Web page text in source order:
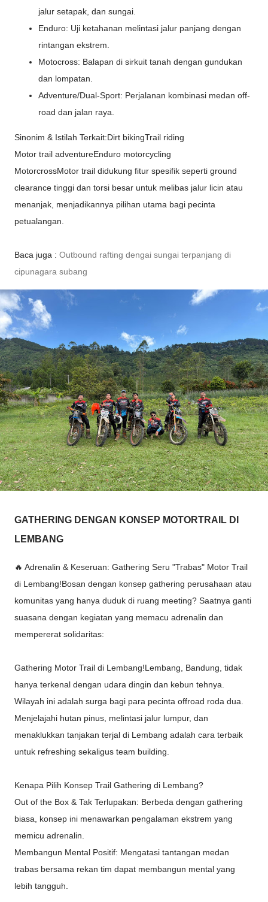
jalur setapak, dan sungai.
Enduro: Uji ketahanan melintasi jalur panjang dengan
rintangan ekstrem.
Motocross: Balapan di sirkuit tanah dengan gundukan
dan lompatan.
Adventure/Dual-Sport: Perjalanan kombinasi medan off-
road dan jalan raya.
Sinonim & Istilah Terkait:Dirt bikingTrail riding
Motor trail adventureEnduro motorcycling
MotorcrossMotor trail didukung fitur spesifik seperti ground
clearance tinggi dan torsi besar untuk melibas jalur licin atau
menanjak, menjadikannya pilihan utama bagi pecinta
petualangan.
Baca juga : Outbound rafting dengai sungai terpanjang di
cipunagara subang
GATHERING DENGAN KONSEP MOTORTRAIL DI
LEMBANG
🔥 Adrenalin & Keseruan: Gathering Seru "Trabas" Motor Trail
di Lembang!Bosan dengan konsep gathering perusahaan atau
komunitas yang hanya duduk di ruang meeting? Saatnya ganti
suasana dengan kegiatan yang memacu adrenalin dan
mempererat solidaritas:
Gathering Motor Trail di Lembang!Lembang, Bandung, tidak
hanya terkenal dengan udara dingin dan kebun tehnya.
Wilayah ini adalah surga bagi para pecinta offroad roda dua.
Menjelajahi hutan pinus, melintasi jalur lumpur, dan
menaklukkan tanjakan terjal di Lembang adalah cara terbaik
untuk refreshing sekaligus team building.
Kenapa Pilih Konsep Trail Gathering di Lembang?
Out of the Box & Tak Terlupakan: Berbeda dengan gathering
biasa, konsep ini menawarkan pengalaman ekstrem yang
memicu adrenalin.
Membangun Mental Positif: Mengatasi tantangan medan
trabas bersama rekan tim dapat membangun mental yang
lebih tangguh.